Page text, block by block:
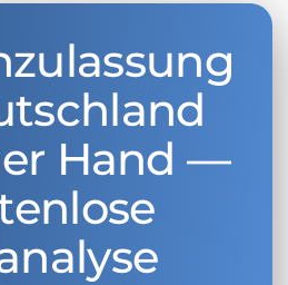
Hand —